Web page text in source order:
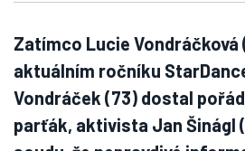
Zatímco Lucie Vondráčková
aktuálním ročníku
Vondráček (73) dostal
parťák, aktivista Jan Šinágl